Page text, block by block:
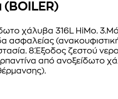
χάλυβα 316L HiMo.
8.Έξοδος ζεστού
από ανοξείδωτο